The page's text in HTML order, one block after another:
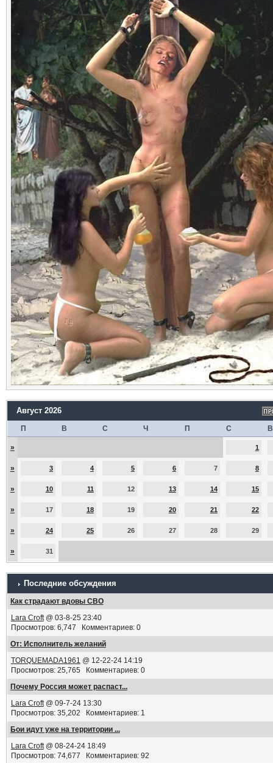
Август 2026
П В С Ч П С В
» 1
» 3 4 5 6 7 8
» 10 11 12 13 14 15
» 17 18 19 20 21 22
» 24 25 26 27 28 29
» 31
Последние обсуждения
Как страдают вдовы СВО
Lara Croft@ 03-8-25 23:40
Просмотров: 6,747 Комментариев: 0
От: Исполнитель желаний
TORQUEMADA1961 @ 12-22-24 14:19
Просмотров: 25,765 Комментариев: 0
Почему Россия может распаст...
Lara Croft@ 09-7-24 13:30
Просмотров: 35,202 Комментариев: 1
Бои идут уже на территории ...
Lara Croft@ 08-24-24 18:49
Просмотров: 74,677 Комментариев: 92